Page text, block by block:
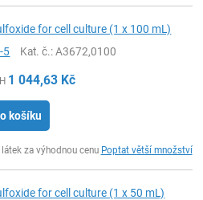
for cell culture (1 x 100 mL)
5 Kat. č.: A3672,0100
1 044,63 Kč
košíku
za výhodnou cenu Poptat větší množství
for cell culture (1 x 50 mL)